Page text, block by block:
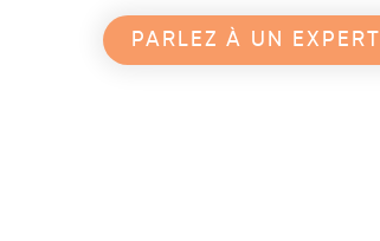
PARLEZ À UN EXPERT